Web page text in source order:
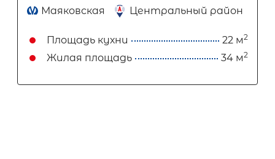
Маяковская Центральный район
Площадь кухни 22 м2
Жилая площадь 34 м2